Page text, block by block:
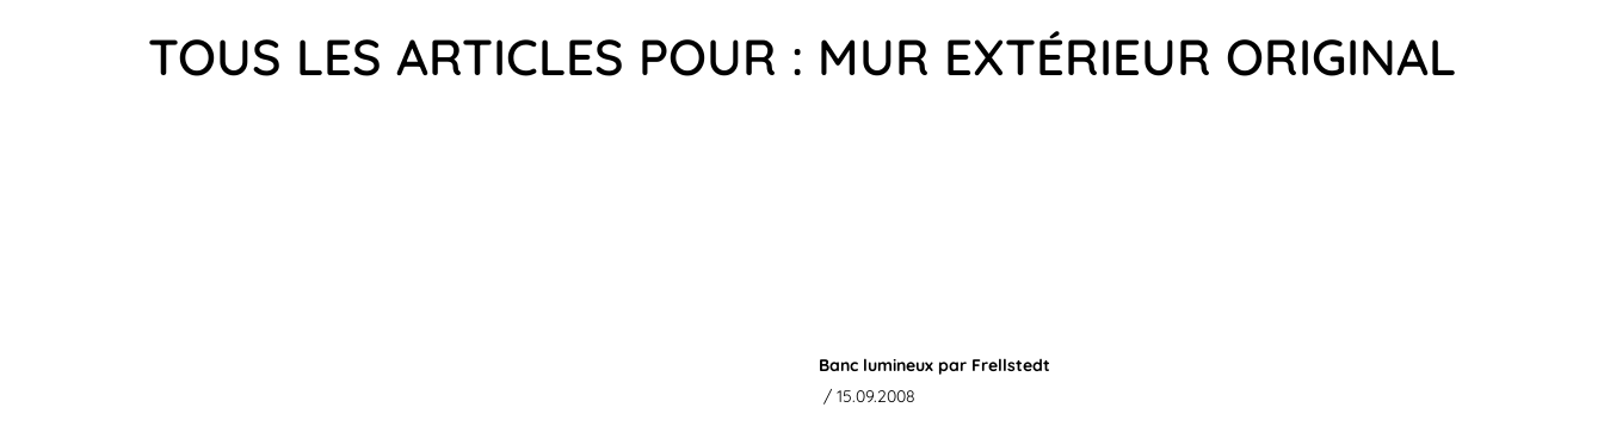
TOUS LES ARTICLES POUR : MUR EXTÉRIEUR ORIGINAL
Banc lumineux par Frellstedt
/ 15.09.2008